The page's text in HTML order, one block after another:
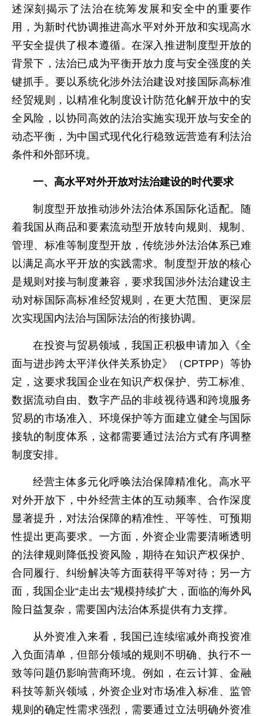
述深刻揭示了法治在统筹发展和安全中的重要作
用，为新时代协调推进高水平对外开放和实现高水
平安全提供了根本遵循。在深入推进制度型开放的
背景下，法治已成为平衡开放力度与安全强度的关
键抓手。要以系统化涉外法治建设对接国际高标准
经贸规则，以精准化制度设计防范化解开放中的安
全风险，以协同高效的法治实施实现开放与安全的
动态平衡，为中国式现代化行稳致远营造有利法治
条件和外部环境。
一、高水平对外开放对法治建设的时代要求
制度型开放推动涉外法治体系国际化适配。随
着我国从商品和要素流动型开放转向规则、规制、
管理、标准等制度型开放，传统涉外法治体系已难
以满足高水平开放的实践需求。制度型开放的核心
是规则对接与制度兼容，要求我国涉外法治建设主
动对标国际高标准经贸规则，在更大范围、更深层
次实现国内法治与国际法治的衔接协调。
在投资与贸易领域，我国正积极申请加入《全
面与进步跨太平洋伙伴关系协定》（CPTPP）等协
定，这要求我国企业在知识产权保护、劳工标准、
数据流动自由、数字产品的非歧视待遇和跨境服务
贸易的市场准入、环境保护等方面建立健全与国际
接轨的制度体系，这都需要通过法治方式有序调整
制度安排。
经营主体多元化呼唤法治保障精准化。高水平
对外开放下，中外经营主体的互动频率、合作深度
显著提升，对法治保障的精准性、平等性、可预期
性提出更高要求。一方面，外资企业需要清晰透明
的法律规则降低投资风险，期待在知识产权保护、
合同履行、纠纷解决等方面获得平等对待；另一方
面，我国企业“走出去”规模持续扩大，面临的海外风
险日益复杂，需要国内法治体系提供有力支撑。
从外资准入来看，我国已连续缩减外商投资准
入负面清单，但部分领域的规则不明确、执行不一
致等问题仍影响营商环境。例如，在云计算、金融
科技等新兴领域，外资企业对市场准入标准、监管
规则的确定性需求强烈，需要通过立法明确外资准